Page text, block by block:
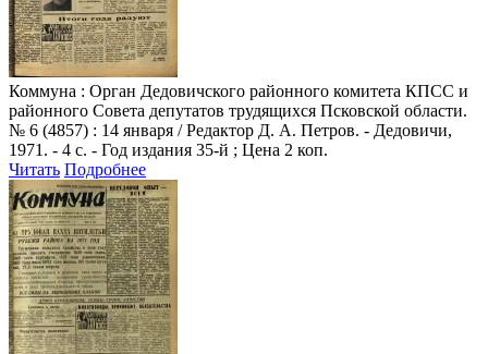
Коммуна : Орган Дедовичского районного комитета КПСС и
районного Совета депутатов трудящихся Псковской области.
№ 6 (4857) : 14 января / Редактор Д. А. Петров. - Дедовичи,
1971. - 4 с. - Год издания 35-й ; Цена 2 коп.
Читать Подробнее